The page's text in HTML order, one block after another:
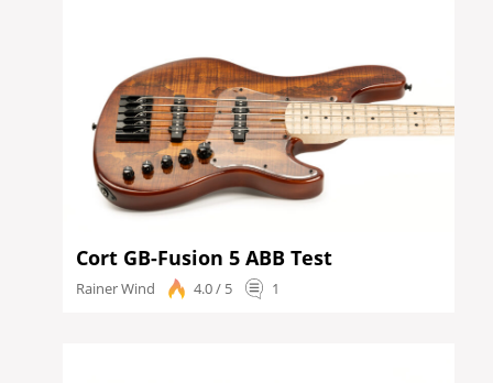
Cort GB-Fusion 5 ABB Test
Rainer Wind 4.0 / 5 1